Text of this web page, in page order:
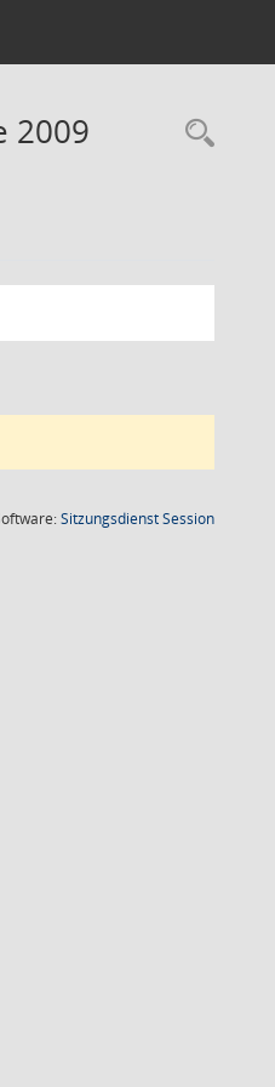
2009
SitzungsdienstSession(Wird in